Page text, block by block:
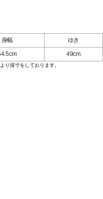
身幅
ゆき
49cm
り採寸をしております。